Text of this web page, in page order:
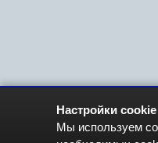
Настройки cookie
Мы используем